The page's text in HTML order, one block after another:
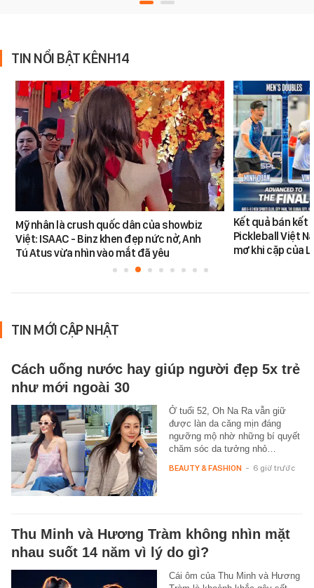
TIN NỔI BẬT KÊNH14
Mỹ nhân là crush quốc dân của showbiz
Việt: ISAAC - Binz khen đẹp nức nở, Anh
Tú Atus vừa nhìn vào mắt đã yêu
Kết quả bán kết
Pickleball Việt
mơ khi cặp của
TIN MỚI CẬP NHẬT
Cách uống nước hay giúp người đẹp 5x trẻ
như mới ngoài 30
Ở tuổi 52, Oh Na Ra vẫn giữ
được làn da căng mịn đáng
ngưỡng mộ nhờ những bí quyết
chăm sóc da tưởng nhỏ…
BEAUTY & FASHION - 6 giờ trước
Thu Minh và Hương Tràm không nhìn mặt
nhau suốt 14 năm vì lý do gì?
Cái ôm của Thu Minh và Hương